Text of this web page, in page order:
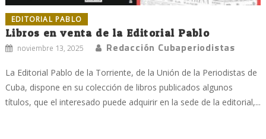
EDITORIAL PABLO
Libros en venta de la Editorial Pablo
noviembre 13, 2025 Redacción Cubaperiodistas
La Editorial Pablo de la Torriente, de la Unión de la Periodistas de
Cuba, dispone en su colección de libros publicados algunos
títulos, que el interesado puede adquirir en la sede de la editorial,...